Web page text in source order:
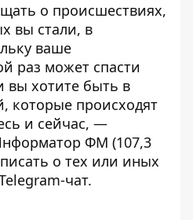
о происшествиях,
вы стали, в
ваше
раз может спасти
вы хотите быть в
которые происходят
и сейчас, —
ФМ (107,3
о тех или иных
чат.